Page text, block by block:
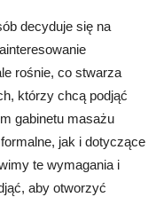
decyduje się na
rośnie, co stwarza
którzy chcą podjąć
gabinetu masażu
jak i dotyczące
te wymagania i
aby otworzyć